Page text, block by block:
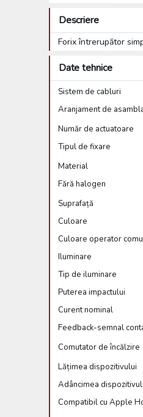
Descriere
Forix întrerupător
Date tehnice
Sistem de cabluri
Aranjament de
Număr de actuatoare
Tipul de fixare
Material
Fără halogen
Suprafață
Culoare
Culoare operator
Iluminare
Tip de iluminare
Puterea impactului
Curent nominal
Feedback-semnal
Comutator de încălzire
Lățimea dispozitivului
Adâncimea
Compatibil cu Apple